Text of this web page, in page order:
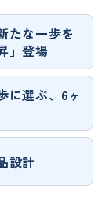
たな一歩を
」登場
に選ぶ、6ヶ
設計